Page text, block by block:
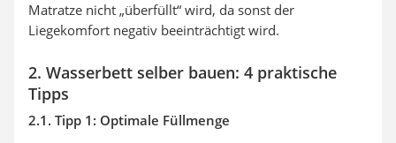
Matratze nicht „überfüllt“ wird, da sonst der
Liegekomfort negativ beeinträchtigt wird.
2. Wasserbett selber bauen: 4 praktische
Tipps
2.1. Tipp 1: Optimale Füllmenge